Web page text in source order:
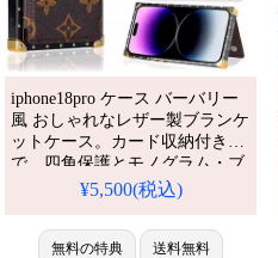
iphone18pro ケース バーバリー
風 おしゃれなレザー製ブランケ
ットケース。カード収納付き
で、四角保護とモノグラム・ブ
ランドロゴが高級感を演出しま
S21/S22/S23/S24/S25/S26 Ultra
携帯ケース 全機種対応
¥5,500(税込)
無料の特典 送料無料